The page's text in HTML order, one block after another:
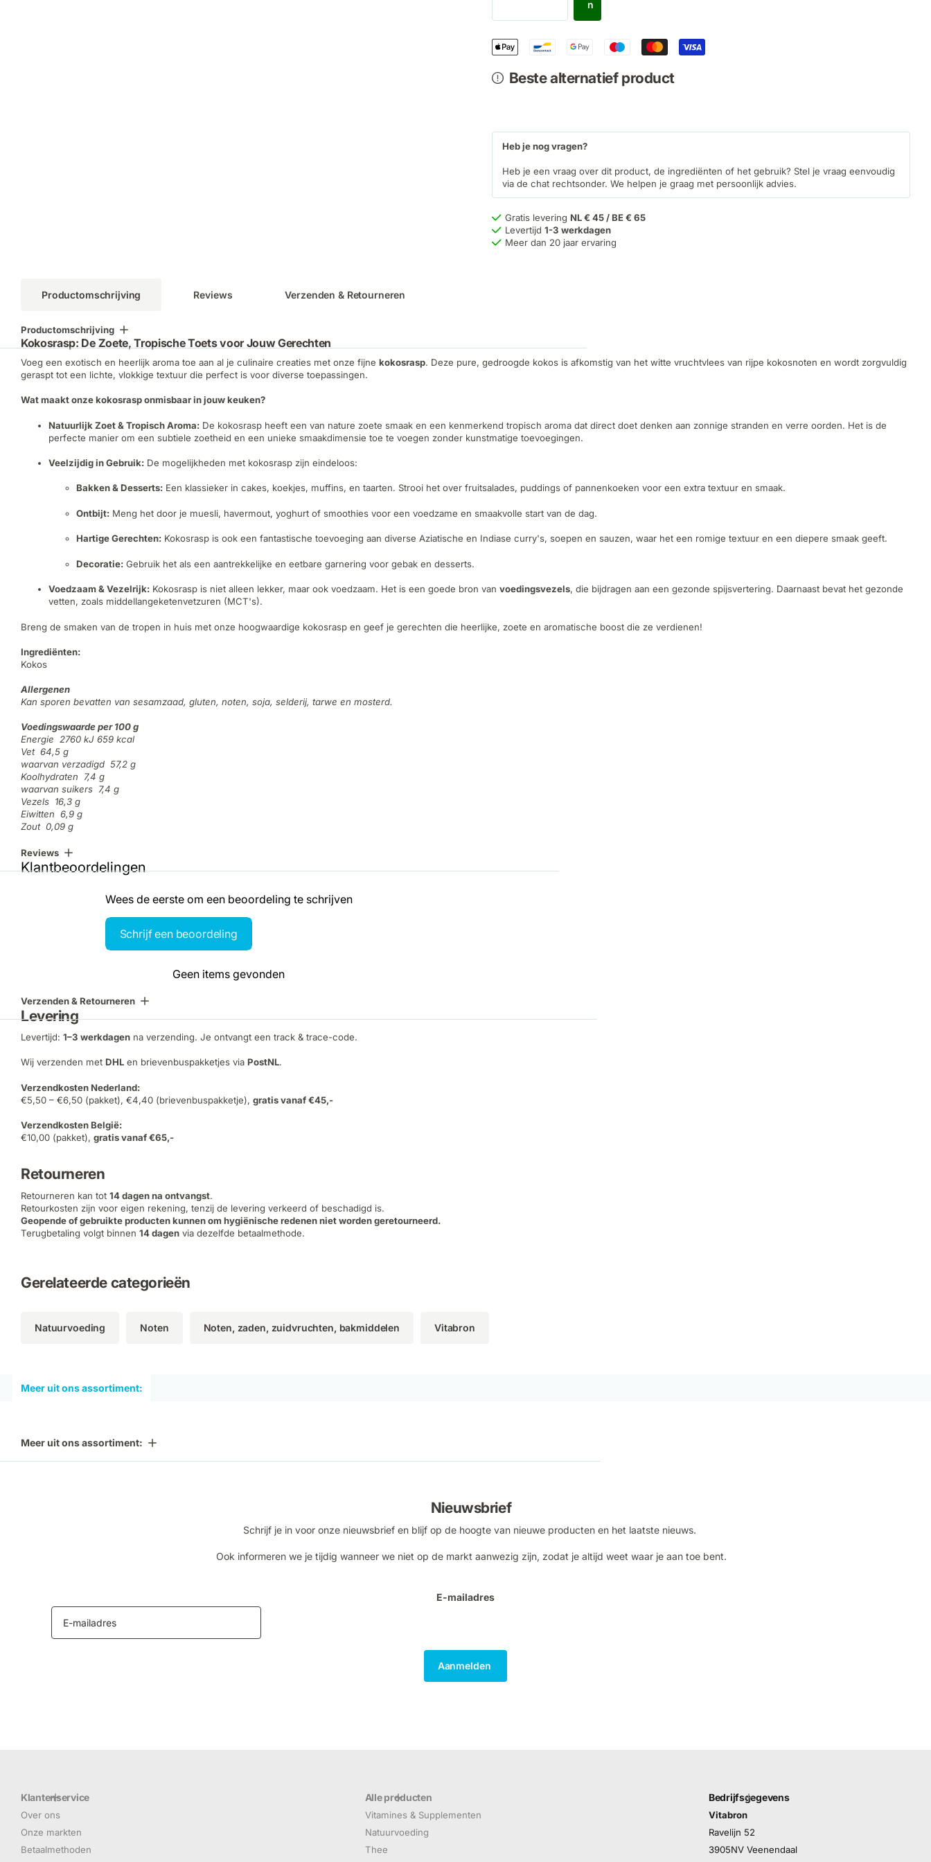
n
Beste alternatief product
Heb je nog vragen?
Heb je een vraag over dit product, de ingrediënten of het gebruik? Stel je vraag eenvoudig
via de chat rechtsonder. We helpen je graag met persoonlijk advies.
Gratis leveringNL € 45 / BE € 65
Levertijd1-3 werkdagen
Meer dan 20 jaar ervaring
Productomschrijving Reviews Verzenden & Retourneren
Productomschrijving
Kokosrasp: De Zoete, Tropische Toets voor Jouw Gerechten
Voeg een exotisch en heerlijk aroma toe aan al je culinaire creaties met onze fijne kokosrasp. Deze pure, gedroogde kokos is afkomstig van het witte vruchtvlees van rijpe kokosnoten en wordt zorgvuldig
geraspt tot een lichte, vlokkige textuur die perfect is voor diverse toepassingen.
Wat maakt onze kokosrasp onmisbaar in jouw keuken?
Natuurlijk Zoet & Tropisch Aroma: De kokosrasp heeft een van nature zoete smaak en een kenmerkend tropisch aroma dat direct doet denken aan zonnige stranden en verre oorden. Het is de
perfecte manier om een subtiele zoetheid en een unieke smaakdimensie toe te voegen zonder kunstmatige toevoegingen.
Veelzijdig in Gebruik: De mogelijkheden met kokosrasp zijn eindeloos:
Bakken & Desserts: Een klassieker in cakes, koekjes, muffins, en taarten. Strooi het over fruitsalades, puddings of pannenkoeken voor een extra textuur en smaak.
Ontbijt: Meng het door je muesli, havermout, yoghurt of smoothies voor een voedzame en smaakvolle start van de dag.
Hartige Gerechten: Kokosrasp is ook een fantastische toevoeging aan diverse Aziatische en Indiase curry's, soepen en sauzen, waar het een romige textuur en een diepere smaak geeft.
Decoratie: Gebruik het als een aantrekkelijke en eetbare garnering voor gebak en desserts.
Voedzaam & Vezelrijk: Kokosrasp is niet alleen lekker, maar ook voedzaam. Het is een goede bron van voedingsvezels, die bijdragen aan een gezonde spijsvertering. Daarnaast bevat het gezonde
vetten, zoals middellangeketenvetzuren (MCT's).
Breng de smaken van de tropen in huis met onze hoogwaardige kokosrasp en geef je gerechten die heerlijke, zoete en aromatische boost die ze verdienen!
Ingrediënten:
Kokos
Allergenen
Kan sporen bevatten van sesamzaad, gluten, noten, soja, selderij, tarwe en mosterd.
Voedingswaarde per 100 g
Energie 2760 kJ 659 kcal
Vet 64,5 g
waarvan verzadigd 57,2 g
Koolhydraten 7,4 g
waarvan suikers 7,4 g
Vezels 16,3 g
Eiwitten 6,9 g
Zout 0,09 g
Reviews
Klantbeoordelingen
Wees de eerste om een beoordeling te schrijven
Schrijf een beoordeling
Geen items gevonden
Verzenden & Retourneren
Levering
Levertijd: 1–3 werkdagen na verzending. Je ontvangt een track & trace-code.
Wij verzenden met DHL en brievenbuspakketjes via PostNL.
Verzendkosten Nederland:
€5,50 – €6,50 (pakket), €4,40 (brievenbuspakketje), gratis vanaf €45,-
Verzendkosten België:
€10,00 (pakket), gratis vanaf €65,-
Retourneren
Retourneren kan tot 14 dagen na ontvangst.
Retourkosten zijn voor eigen rekening, tenzij de levering verkeerd of beschadigd is.
Geopende of gebruikte producten kunnen om hygiënische redenen niet worden geretourneerd.
Terugbetaling volgt binnen 14 dagen via dezelfde betaalmethode.
Gerelateerde categorieën
Natuurvoeding Noten Noten, zaden, zuidvruchten, bakmiddelen Vitabron
Meer uit ons assortiment:
Meer uit ons assortiment:
Nieuwsbrief
Schrijf je in voor onze nieuwsbrief en blijf op de hoogte van nieuwe producten en het laatste nieuws.
Ook informeren we je tijdig wanneer we niet op de markt aanwezig zijn, zodat je altijd weet waar je aan toe bent.
E-mailadres
Aanmelden
Klantenservice
Over ons
Onze markten
Betaalmethoden
Alle producten
Vitamines & Supplementen
Natuurvoeding
Thee
Bedrijfsgegevens
Vitabron
Ravelijn 52
3905NV Veenendaal